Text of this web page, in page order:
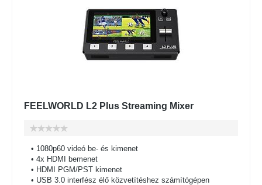
FEELWORLD L2 Plus Streaming Mixer
• 1080p60 videó be- és kimenet
• 4x HDMI bemenet
• HDMI PGM/PST kimenet
• USB 3.0 interfész élő közvetítéshez számítógépen